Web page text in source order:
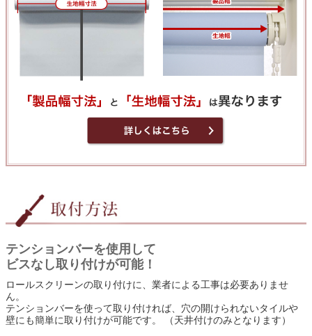
テンションバーを使用して
ビスなし取り付けが可能！
ロールスクリーンの取り付けに、業者による工事は必要ありませ
ん。
テンションバーを使って取り付ければ、穴の開けられないタイルや
壁にも簡単に取り付けが可能です。 （天井付けのみとなります）